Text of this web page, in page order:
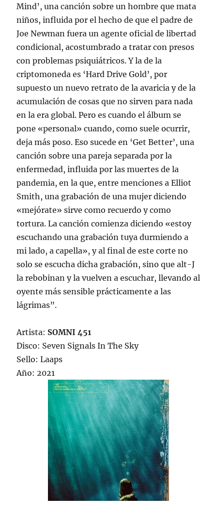
Mind’, una canción sobre un hombre que mata
niños, influida por el hecho de que el padre de
Joe Newman fuera un agente oficial de libertad
condicional, acostumbrado a tratar con presos
con problemas psiquiátricos. Y la de la
criptomoneda es ‘Hard Drive Gold’, por
supuesto un nuevo retrato de la avaricia y de la
acumulación de cosas que no sirven para nada
en la era global. Pero es cuando el álbum se
pone «personal» cuando, como suele ocurrir,
deja más poso. Eso sucede en ‘Get Better’, una
canción sobre una pareja separada por la
enfermedad, influida por las muertes de la
pandemia, en la que, entre menciones a Elliot
Smith, una grabación de una mujer diciendo
«mejórate» sirve como recuerdo y como
tortura. La canción comienza diciendo «estoy
escuchando una grabación tuya durmiendo a
mi lado, a capella», y al final de este corte no
solo se escucha dicha grabación, sino que alt-J
la rebobinan y la vuelven a escuchar, llevando al
oyente más sensible prácticamente a las
lágrimas”.
Artista: SOMNI 451
Disco: Seven Signals In The Sky
Sello: Laaps
Año: 2021